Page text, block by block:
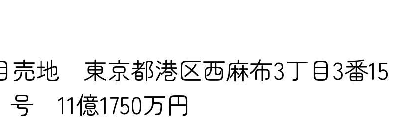
地 東京都港区西麻布3丁目3番15
号 11億1750万円